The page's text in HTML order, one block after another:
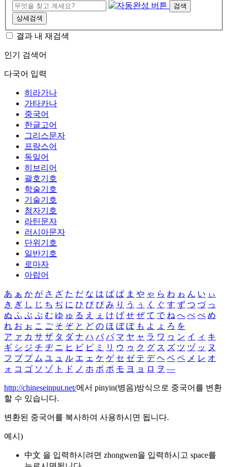
검색
상세검색
결과 내 재검색
인기 검색어
다국어 입력
히라가나
가타카나
중국어
한글고어
그리스문자
프랑스어
독일어
히브리어
괄호기호
학술기호
기술기호
첨자기호
라틴문자
러시아문자
단위기호
일반기호
로마자
아랍어
あ ぁ か が さ ざ た だ な は ば ぱ ま や ゃ ら わ ゎ ん い ぃ
き ぎ し じ ち ぢ に ひ び ぴ み り う ぅ く ぐ す ず つ づ っ
ぬ ふ ぶ ぷ む ゆ ゅ る え ぇ け げ せ ぜ て で ね へ べ ぺ め
れ お ぉ こ ご そ ぞ と ど の ほ ぼ ぽ も よ ょ ろ を
ア ァ カ サ ザ タ ダ ナ ハ バ パ マ ヤ ャ ラ ワ ヮ ン イ ィ キ
ギ シ ジ チ ヂ ニ ヒ ビ ピ ミ リ ウ ゥ ク グ ス ズ ツ ヅ ッ ヌ
フ ブ プ ム ユ ュ ル エ ェ ケ ゲ セ ゼ テ デ ヘ ベ ペ メ レ オ
ォ コ ゴ ソ ゾ ト ド ノ ホ ボ ポ モ ヨ ョ ロ ヲ ―
http://chineseinput.net/에서 pinyin(병음)방식으로 중국어를 변환
할 수 있습니다.
변환된 중국어를 복사하여 사용하시면 됩니다.
예시)
中文 을 입력하시려면 zhongwen을 입력하시고 space를